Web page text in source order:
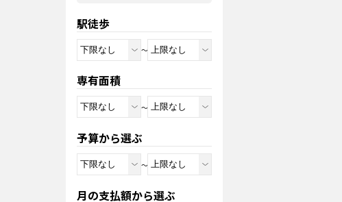
駅徒歩
～
専有面積
～
予算から選ぶ
～
月の支払額から選ぶ